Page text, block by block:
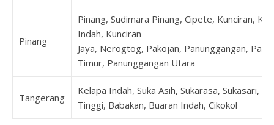
Pinang
Pinang, Sudimara Pinang, Cipete, Kunciran,
Indah, Kunciran
Jaya, Nerogtog, Pakojan, Panunggangan,
Timur, Panunggangan Utara
Tangerang
Kelapa Indah, Suka Asih, Sukarasa, Sukasari,
Tinggi, Babakan, Buaran Indah, Cikokol